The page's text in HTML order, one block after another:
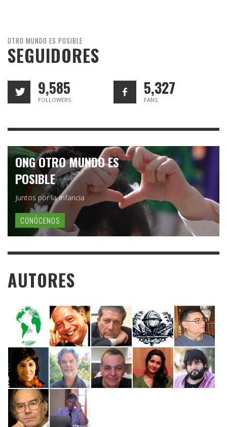
OTRO MUNDO ES POSIBLE
SEGUIDORES
9,585
FOLLOWERS
5,327
FANS
ONG OTRO MUNDO ES
POSIBLE
Juntos por la Infancia
CONÓCENOS
AUTORES